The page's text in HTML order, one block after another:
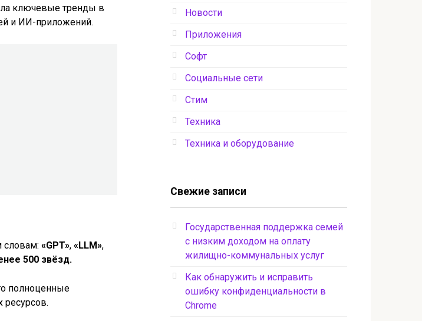
ключевые тренды в
и ИИ-приложений.
«GPT», «LLM»,
500 звёзд.
полноценные
Новости
Приложения
Софт
Социальные сети
Стим
Техника
Техника и оборудование
Свежие записи
Государственная поддержка семей
с низким доходом на оплату
жилищно-коммунальных услуг
Как обнаружить и исправить
ошибку конфиденциальности в
Chrome